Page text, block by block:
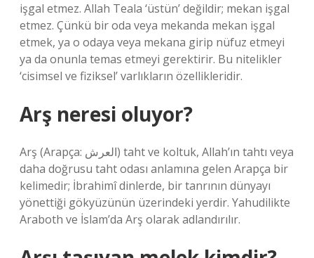
işgal etmez. Allah Teala ‘üstün’ değildir; mekan işgal
etmez. Çünkü bir oda veya mekanda mekan işgal
etmek, ya o odaya veya mekana girip nüfuz etmeyi
ya da onunla temas etmeyi gerektirir. Bu nitelikler
‘cisimsel ve fiziksel’ varlıkların özellikleridir.
Arş neresi oluyor?
Arş (Arapça: العرش) taht ve koltuk, Allah’ın tahtı veya
daha doğrusu taht odası anlamına gelen Arapça bir
kelimedir; İbrahimî dinlerde, bir tanrının dünyayı
yönettiği gökyüzünün üzerindeki yerdir. Yahudilikte
Araboth ve İslam’da Arş olarak adlandırılır.